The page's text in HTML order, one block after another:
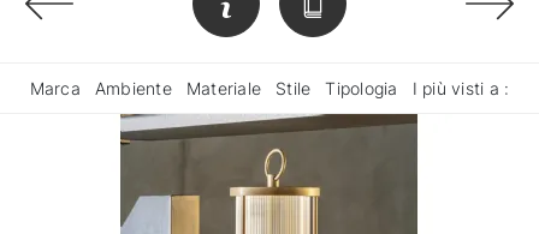
Marca Ambiente Materiale Stile Tipologia I più visti a :